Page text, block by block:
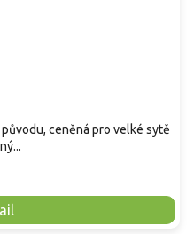
ceněná pro velké sytě